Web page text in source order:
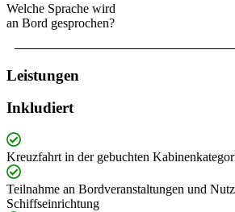
Welche Sprache wird
an Bord gesprochen?
Leistungen
Inkludiert
Kreuzfahrt in der gebuchten
Teilnahme an Bordveranstaltungen und
Schiffseinrichtung